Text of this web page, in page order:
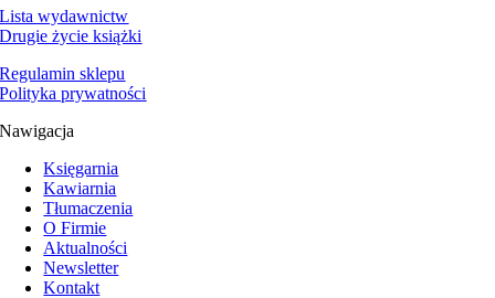
Lista wydawnictw
Drugie życie książki
Regulamin sklepu
Polityka prywatności
Nawigacja
Księgarnia
Kawiarnia
Tłumaczenia
O Firmie
Aktualności
Newsletter
Kontakt